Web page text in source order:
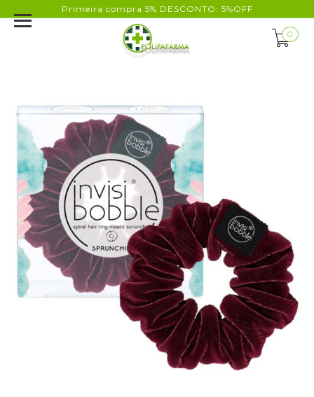
Primeira compra 5% DESCONTO: 5%OFF
0